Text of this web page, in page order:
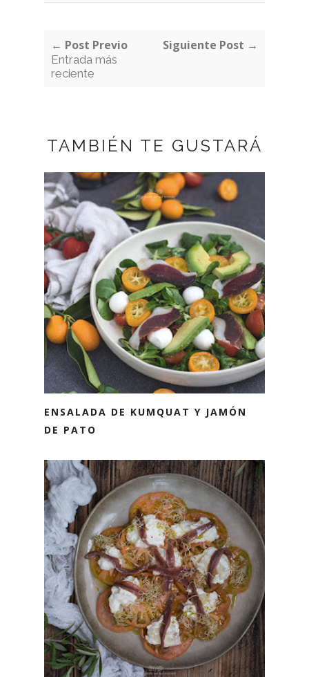
← Post Previo
Entrada más
reciente
Siguiente Post →
TAMBIÉN TE GUSTARÁ
ENSALADA DE KUMQUAT Y JAMÓN
DE PATO